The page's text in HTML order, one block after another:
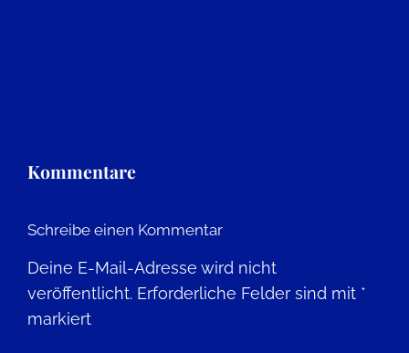
Kommentare
Schreibe einen Kommentar
Deine E-Mail-Adresse wird nicht
veröffentlicht. Erforderliche Felder sind mit *
markiert